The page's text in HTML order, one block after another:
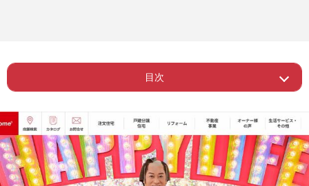
目次
Page 1